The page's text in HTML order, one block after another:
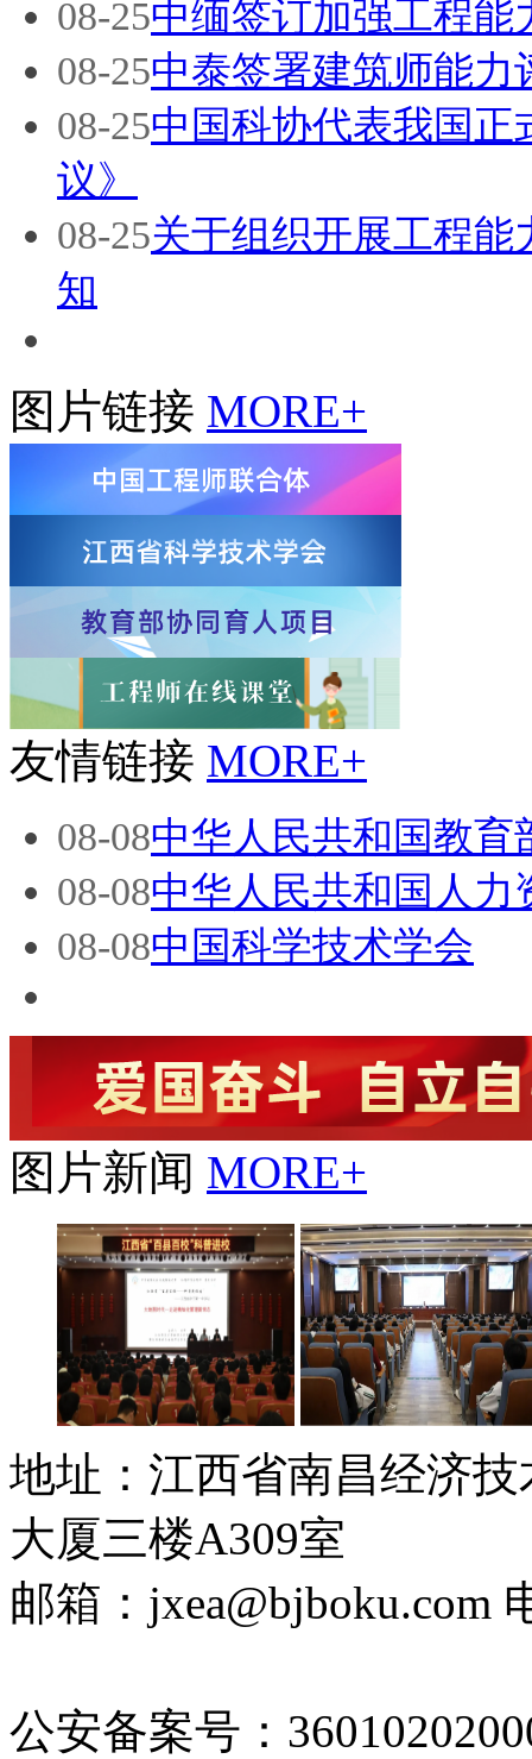
08-25中缅签订加强工程能
08-25中泰签署建筑师能力
08-25中国科协代表我国正
议》
08-25关于组织开展工程
知
图片链接 MORE+
友情链接 MORE+
08-08中华人民共和国教育
08-08中华人民共和国人力
08-08中国科学技术学会
图片新闻 MORE+
江西余干：“百县百校”科普
进
解码雪花奇幻王国——"百
百校
地址：江西省南昌经济
大厦三楼A309室
邮箱：jxea@bjboku.com
公安备案号：